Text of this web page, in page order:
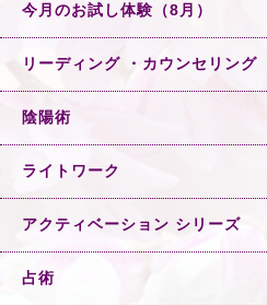
今月のお試し体験（8月）
リーディング ・カウンセリング
陰陽術
ライトワーク
アクティベーション シリーズ
占術